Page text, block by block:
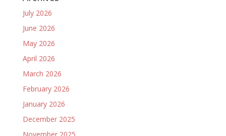
July 2026
June 2026
May 2026
April 2026
March 2026
February 2026
January 2026
December 2025